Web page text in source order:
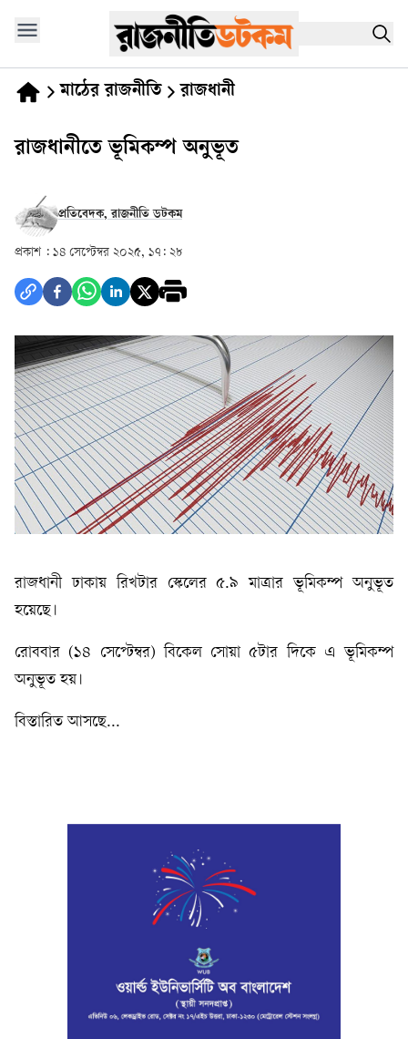
মাঠের রাজনীতি রাজধানী
রাজধানীতে ভূমিকম্প অনুভূত
প্রতিবেদক, রাজনীতি ডটকম
প্রকাশ : ১৪ সেপ্টেম্বর ২০২৫, ১৭: ২৮
রাজধানী ঢাকায় রিখটার স্কেলের ৫.৯ মাত্রার ভূমিকম্প অনুভূত
হয়েছে।
রোববার (১৪ সেপ্টেম্বর) বিকেল সোয়া ৫টার দিকে এ ভূমিকম্প
অনুভূত হয়।
বিস্তারিত আসছে...